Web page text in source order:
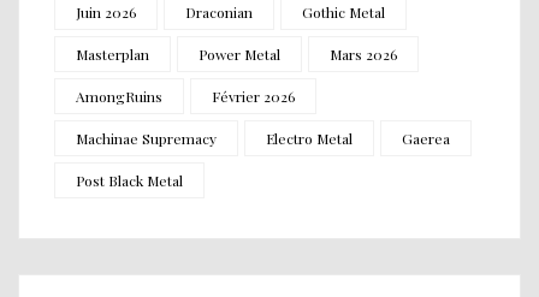
Juin 2026 Draconian Gothic Metal
Masterplan Power Metal Mars 2026
AmongRuins Février 2026
Machinae Supremacy Electro Metal Gaerea
Post Black Metal